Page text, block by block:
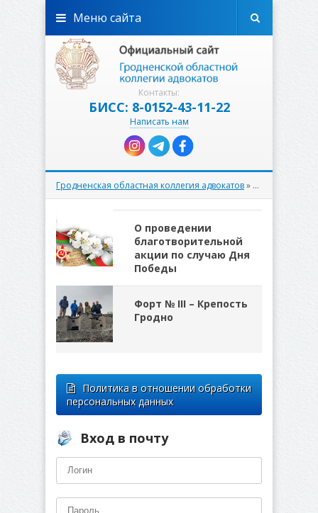
Контакты:
БИСС: 8-0152-43-11-22
Написать нам
Меню сайта
Гродненская областная коллегия адвокатов» Материалы за 04.05.2022
О проведении
благотворительной
акции по случаю Дня
Победы
Форт № III – Крепость
Гродно
Политика в отношении обработки
персональных данных
Вход в почту